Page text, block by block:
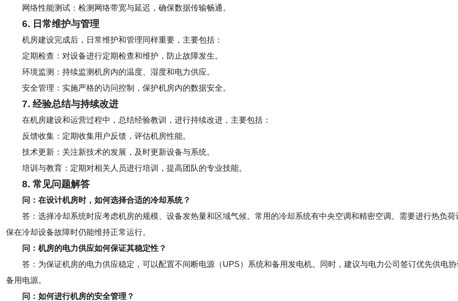
网络性能测试：检测网络带宽与延迟，确保数据传输畅通。
6. 日常维护与管理
机房建设完成后，日常维护和管理同样重要，主要包括：
定期检查：对设备进行定期检查和维护，防止故障发生。
环境监测：持续监测机房内的温度、湿度和电力供应。
安全管理：实施严格的访问控制，保护机房内的数据安全。
7. 经验总结与持续改进
在机房建设和运营过程中，总结经验教训，进行持续改进，主要包括：
反馈收集：定期收集用户反馈，评估机房性能。
技术更新：关注新技术的发展，及时更新设备与系统。
培训与教育：定期对相关人员进行培训，提高团队的专业技能。
8. 常见问题解答
问：在设计机房时，如何选择合适的冷却系统？
答：选择冷却系统时应考虑机房的规模、设备发热量和区域气候。常用的冷却系统有中央空调和精密空调。需要进行热负
保在冷却设备故障时仍能维持正常运行。
问：机房的电力供应如何保证其稳定性？
答：为保证机房的电力供应稳定，可以配置不间断电源（UPS）系统和备用发电机。同时，建议与电力公司签订优先供电
备用电源。
问：如何进行机房的安全管理？